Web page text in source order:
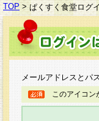
TOP > ぱくすく食堂ログ
メールアドレスとパ
このアイコン